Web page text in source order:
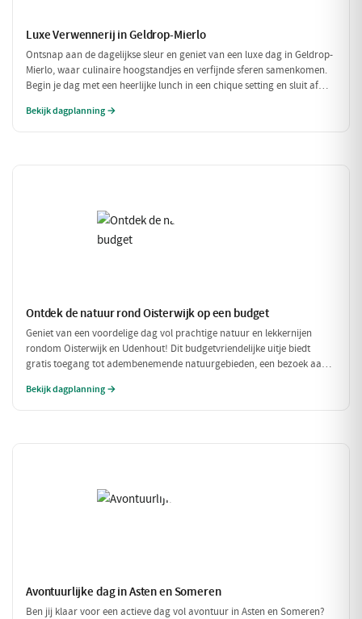
Luxe Verwennerij in Geldrop-Mierlo
Ontsnap aan de dagelijkse sleur en geniet van een luxe dag in Geldrop-
Mierlo, waar culinaire hoogstandjes en verfijnde sferen samenkomen.
Begin je dag met een heerlijke lunch in een chique setting en sluit af
compleet met een ontspannen fietstocht door de prachtige omgeving!
Bekijk dagplanning →
Ontdek de natuur rond Oisterwijk op een budget
Geniet van een voordelige dag vol prachtige natuur en lekkernijen
rondom Oisterwijk en Udenhout! Dit budgetvriendelijke uitje biedt
gratis toegang tot adembenemende natuurgebieden, een bezoek aan
lunch. Perfect voor een dag vol avontuur zonder je portemonnee te
Bekijk dagplanning →
Avontuurlijke dag in Asten en Someren
Ben jij klaar voor een actieve dag vol avontuur in Asten en Someren?